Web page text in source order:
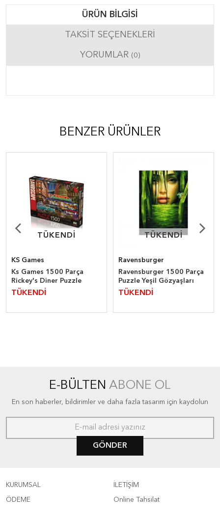
ÜRÜN BILGISI
TAKSIT SEÇENEKLERI
YORUMLAR (0)
BENZER ÜRÜNLER
TÜKENDİ
TÜKENDİ
KS Games
Ks Games 1500 Parça
Rickey's Diner Puzzle
TÜKENDİ
TÜKENDİ
TÜKENDİ
Ravensburger
Ravensburger 1500 Parça
Puzzle Yeşil Gözyaşları
TÜKENDİ
E-BÜLTEN ABONE OL
En son haberler, bildirimler ve daha fazla tasarım için kaydolun
GÖNDER
KURUMSAL
ÖDEME
İLETİŞİM
Online Tahsilat